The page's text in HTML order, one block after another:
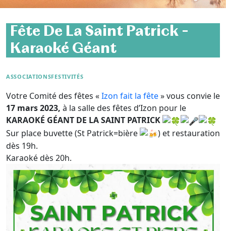
Fête De La Saint Patrick –
Karaoké Géant
ASSOCIATIONSFESTIVITÉS
Votre Comité des fêtes «Izon fait la fête» vous convie le
17 mars 2023, à la salle des fêtes d’Izon pour le
KARAOKÉ GÉANT DE LA SAINT PATRICK
Sur place buvette (St Patrick=bière
) et restauration
dès 19h.
Karaoké dès 20h.